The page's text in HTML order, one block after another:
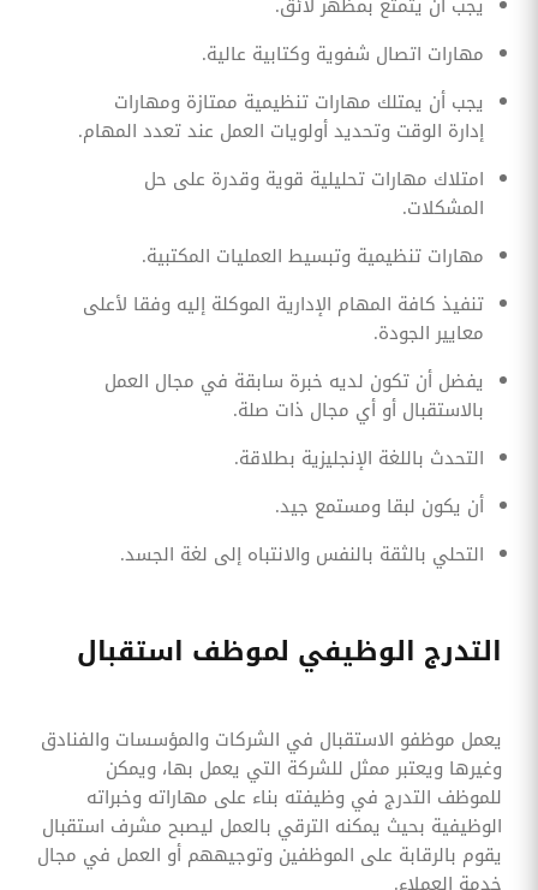
مهارات اتصال شفوية وكتابية عالية.
يجب أن يمتلك مهارات تنظيمية ممتازة ومهارات
إدارة الوقت وتحديد أولويات العمل عند تعدد المهام.
امتلاك مهارات تحليلية قوية وقدرة على حل
المشكلات.
مهارات تنظيمية وتبسيط العمليات المكتبية.
تنفيذ كافة المهام الإدارية الموكلة إليه وفقا لأعلى
معايير الجودة.
يفضل أن تكون لديه خبرة سابقة في مجال العمل
بالاستقبال أو أي مجال ذات صلة.
التحدث باللغة الإنجليزية بطلاقة.
أن يكون لبقا ومستمع جيد.
التحلي بالثقة بالنفس والانتباه إلى لغة الجسد.
التدرج الوظيفي لموظف استقبال
يعمل موظفو الاستقبال في الشركات والمؤسسات والفنادق
وغيرها ويعتبر ممثل للشركة التي يعمل بها، ويمكن
للموظف التدرج في وظيفته بناء على مهاراته وخبراته
الوظيفية بحيث يمكنه الترقي بالعمل ليصبح مشرف استقبال
يقوم بالرقابة على الموظفين وتوجيههم أو العمل في مجال